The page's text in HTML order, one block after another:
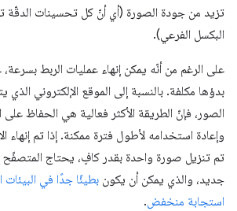
تزيد من جودة الصورة (أي أنّ كل تحسينات
البكسل الفرعي).
على الرغم من أنّه يمكن إنهاء عمليات الربط بسرعة،
بدؤها مكلفة. بالنسبة إلى الموقع الإلكتروني
وإعادة استخدامه لأطول فترة ممكنة. إذا تم إنهاء
تم تنزيل صورة واحدة بقدر كافٍ، يحتاج المتصفّح
جديد، والذي يمكن أن يكون بطيئًا جدًا في
استجابة منخفض.